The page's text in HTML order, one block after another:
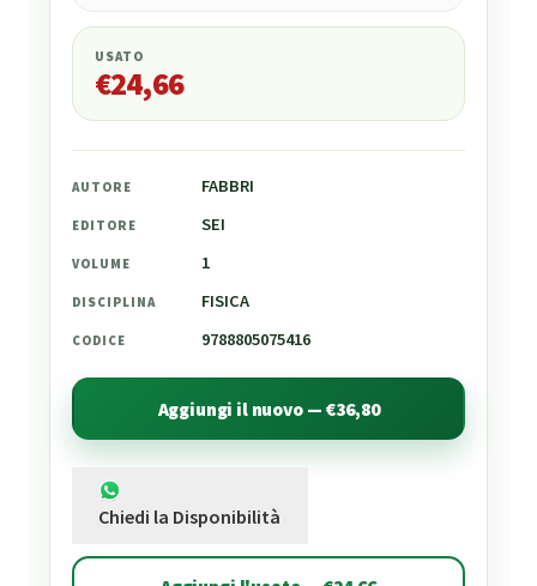
USATO
€24,66
AUTORE FABBRI
EDITORE SEI
VOLUME 1
DISCIPLINA FISICA
CODICE 9788805075416
Aggiungi il nuovo — €36,80
Chiedi la Disponibilità